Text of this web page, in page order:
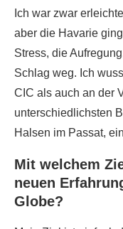
Ich war zwar
aber die Havarie
Stress, die
Schlag weg. Ich
CIC als auch an der
unterschiedlichsten
Halsen im Passat,
Mit welchem
neuen
Globe?